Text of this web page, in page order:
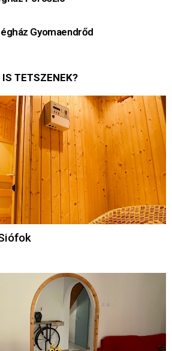
Gyomaendrőd
IS TETSZENEK?